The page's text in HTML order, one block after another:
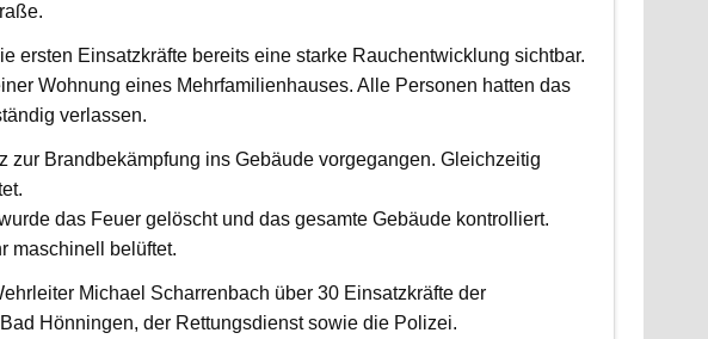
ersten Einsatzkräfte bereits eine starke Rauchentwicklung sichtbar.
Wohnung eines Mehrfamilienhauses. Alle Personen hatten das
verlassen.
zur Brandbekämpfung ins Gebäude vorgegangen. Gleichzeitig
das Feuer gelöscht und das gesamte Gebäude kontrolliert.
maschinell belüftet.
Michael Scharrenbach über 30 Einsatzkräfte der
Hönningen, der Rettungsdienst sowie die Polizei.